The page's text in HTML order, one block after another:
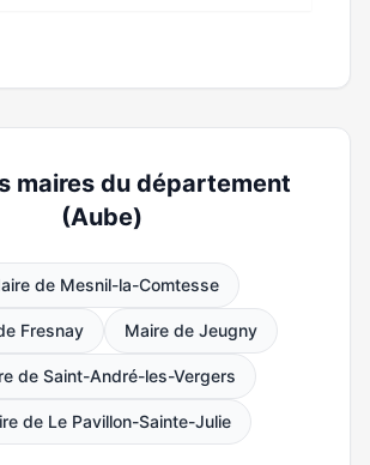
maires du département
(Aube)
de Mesnil-la-Comtesse
Fresnay Maire de Jeugny
de Saint-André-les-Vergers
de Le Pavillon-Sainte-Julie